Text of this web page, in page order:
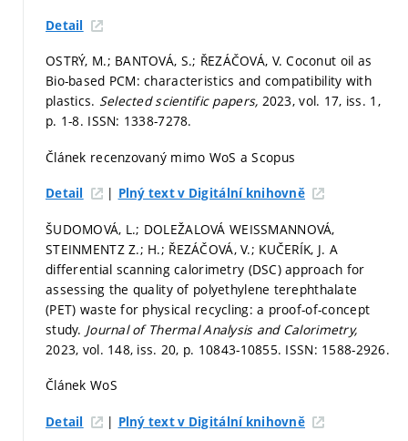
Detail
OSTRÝ, M.; BANTOVÁ, S.; ŘEZÁČOVÁ, V. Coconut oil as
Bio-based PCM: characteristics and compatibility with
plastics. Selected scientific papers, 2023, vol. 17, iss. 1,
p. 1-8. ISSN: 1338-7278.
Článek recenzovaný mimo WoS a Scopus
Detail | Plný text v Digitální knihovně
ŠUDOMOVÁ, L.; DOLEŽALOVÁ WEISSMANNOVÁ,
STEINMENTZ Z.; H.; ŘEZÁČOVÁ, V.; KUČERÍK, J. A
differential scanning calorimetry (DSC) approach for
assessing the quality of polyethylene terephthalate
(PET) waste for physical recycling: a proof-of-concept
study. Journal of Thermal Analysis and Calorimetry,
2023, vol. 148, iss. 20, p. 10843-10855. ISSN: 1588-2926.
Článek WoS
Detail | Plný text v Digitální knihovně